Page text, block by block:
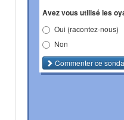
Avez vous utilisé les
Oui (racontez-nous)
Non
Commenterce